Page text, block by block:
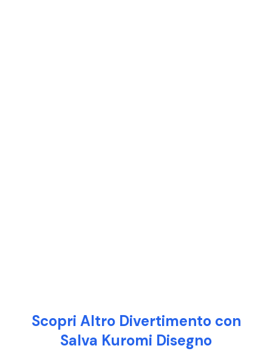
Scopri Altro Divertimento con
Salva Kuromi Disegno